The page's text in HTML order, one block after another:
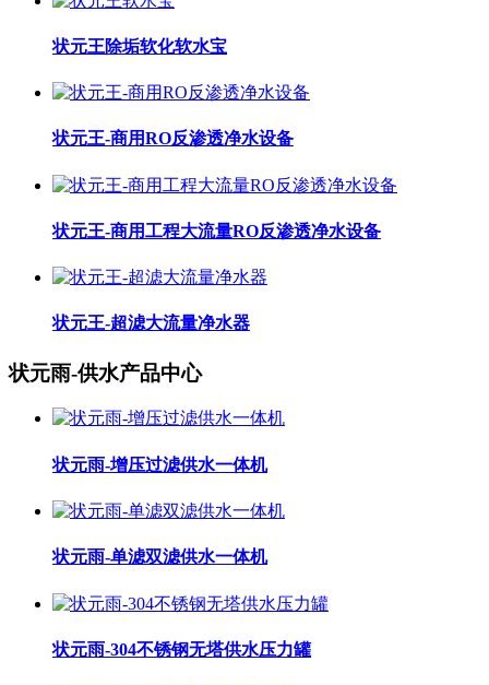
状元王除垢软化软水宝
状元王-商用RO反渗透净水设备
状元王-商用工程大流量RO反渗透净水设备
状元王-超滤大流量净水器
状元雨-供水产品中心
状元雨-增压过滤供水一体机
状元雨-单滤双滤供水一体机
状元雨-304不锈钢无塔供水压力罐